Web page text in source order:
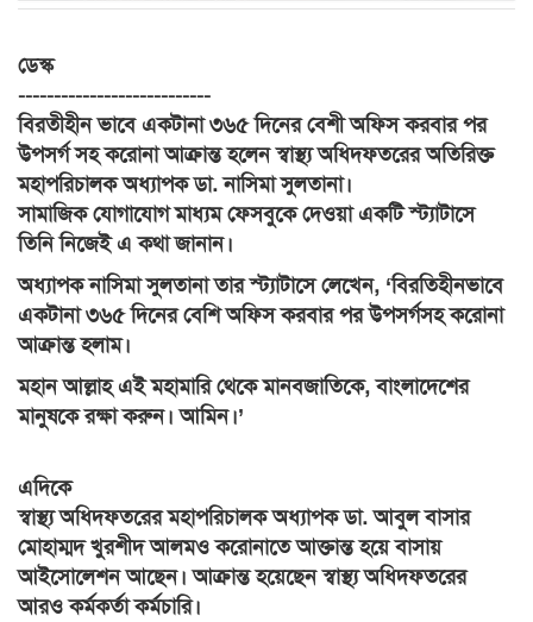
ডেস্ক
---------------------------
বিরতীহীন ভাবে একটানা ৩৬৫ দিনের বেশী অফিস করবার পর
উপসর্গ সহ করোনা আক্রান্ত হলেন স্বাস্থ্য অধিদফতরের অতিরিক্ত
মহাপরিচালক অধ্যাপক ডা. নাসিমা সুলতানা।
সামাজিক যোগাযোগ মাধ্যম ফেসবুকে দেওয়া একটি স্ট্যাটাসে
তিনি নিজেই এ কথা জানান।
অধ্যাপক নাসিমা সুলতানা তার স্ট্যাটাসে লেখেন, ‘বিরতিহীনভাবে
একটানা ৩৬৫ দিনের বেশি অফিস করবার পর উপসর্গসহ করোনা
আক্রান্ত হলাম।
মহান আল্লাহ এই মহামারি থেকে মানবজাতিকে, বাংলাদেশের
মানুষকে রক্ষা করুন। আমিন।’
এদিকে
স্বাস্থ্য অধিদফতরের মহাপরিচালক অধ্যাপক ডা. আবুল বাসার
মোহাম্মদ খুরশীদ আলমও করোনাতে আক্তান্ত হয়ে বাসায়
আইসোলেশন আছেন। আক্রান্ত হয়েছেন স্বাস্থ্য অধিদফতরের
আরও কর্মকর্তা কর্মচারি।